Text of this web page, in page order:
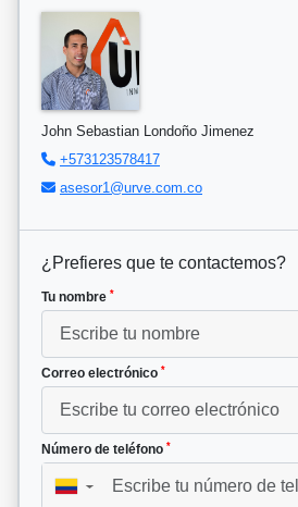
John Sebastian Londoño Jimenez
+573123578417
asesor1@urve.com.co
¿Prefieres que te contactemos?
Tu nombre *
Correo electrónico *
Número de teléfono *
▼